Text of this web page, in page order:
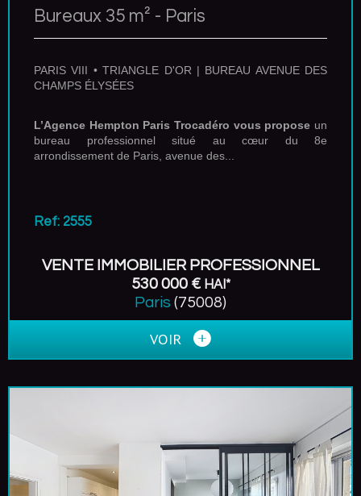
Bureaux 35 m² - Paris
PARIS VIII • TRIANGLE D'OR | BUREAU AVENUE DES
CHAMPS ÉLYSÉES
L’Agence Hempton Paris Trocadéro vous propose un
bureau professionnel situé au cœur du 8e
arrondissement de Paris, avenue des...
Ref: 2555
VENTE IMMOBILIER PROFESSIONNEL
530 000 € HAI*
Paris (75008)
VOIR